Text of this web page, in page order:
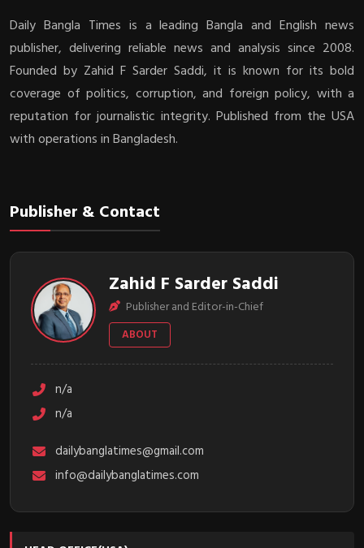
Daily Bangla Times is a leading Bangla and English news
publisher, delivering reliable news and analysis since 2008.
Founded by Zahid F Sarder Saddi, it is known for its bold
coverage of politics, corruption, and foreign policy, with a
reputation for journalistic integrity. Published from the USA
with operations in Bangladesh.
Publisher & Contact
Zahid F Sarder Saddi
Publisher and Editor-in-Chief
ABOUT
n/a
n/a
dailybanglatimes@gmail.com
info@dailybanglatimes.com